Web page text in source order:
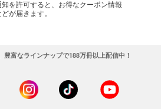
知を許可すると、お得なクーポン情報
が届きます。
豊富なラインナップで188万冊以上配信中！